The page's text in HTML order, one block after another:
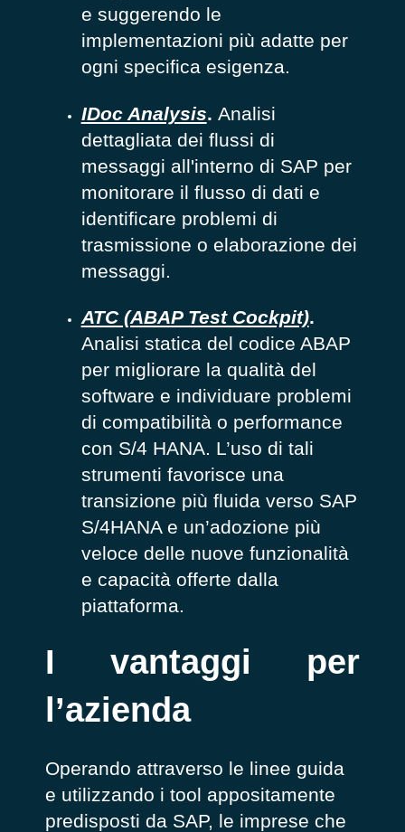
e suggerendo le
implementazioni più adatte per
ogni specifica esigenza.
IDoc Analysis. Analisi
dettagliata dei flussi di
messaggi all'interno di SAP per
monitorare il flusso di dati e
identificare problemi di
trasmissione o elaborazione dei
messaggi.
ATC (ABAP Test Cockpit).
Analisi statica del codice ABAP
per migliorare la qualità del
software e individuare problemi
di compatibilità o performance
con S/4 HANA. L’uso di tali
strumenti favorisce una
transizione più fluida verso SAP
S/4HANA e un’adozione più
veloce delle nuove funzionalità
e capacità offerte dalla
piattaforma.
I vantaggi per
l’azienda
Operando attraverso le linee guida
e utilizzando i tool appositamente
predisposti da SAP, le imprese che